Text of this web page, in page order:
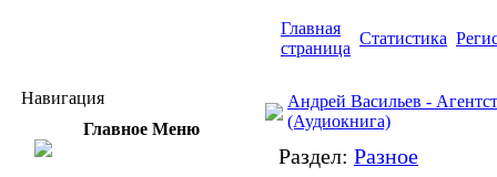
Главная
страница
Статистика
Навигация
Главное Меню
Андрей Васильев -
(Аудиокнига)
Раздел: Разное